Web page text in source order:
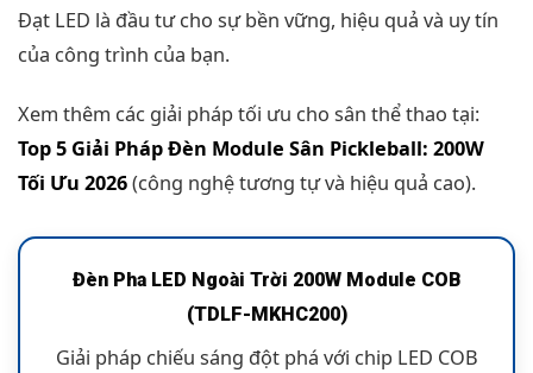
Đạt LED là đầu tư cho sự bền vững, hiệu quả và uy tín
của công trình của bạn.
Xem thêm các giải pháp tối ưu cho sân thể thao tại:
Top 5 Giải Pháp Đèn Module Sân Pickleball: 200W
Tối Ưu 2026(công nghệ tương tự và hiệu quả cao).
Đèn Pha LED Ngoài Trời 200W Module COB
(TDLF-MKHC200)
Giải pháp chiếu sáng đột phá với chip LED COB